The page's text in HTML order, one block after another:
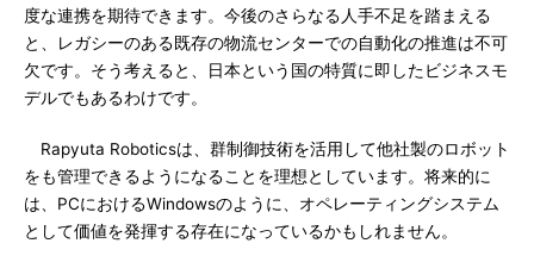
度な連携を期待できます。今後のさらなる人手不足を踏まえる
と、レガシーのある既存の物流センターでの自動化の推進は不可
欠です。そう考えると、日本という国の特質に即したビジネスモ
デルでもあるわけです。
Rapyuta Roboticsは、群制御技術を活用して他社製のロボット
をも管理できるようになることを理想としています。将来的に
は、PCにおけるWindowsのように、オペレーティングシステム
として価値を発揮する存在になっているかもしれません。